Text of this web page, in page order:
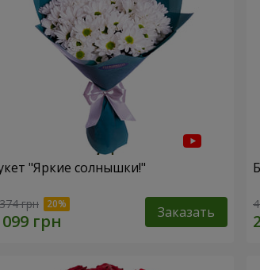
"Яркие солнышки!"
грн Заказать